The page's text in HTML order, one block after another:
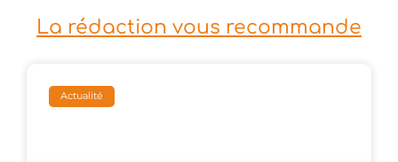
La rédaction vous recommande
Actualité